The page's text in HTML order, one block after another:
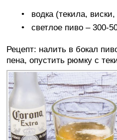
водка (текила,
светлое пиво – 300-
Рецепт: налить в бокал
пена, опустить рюмку с